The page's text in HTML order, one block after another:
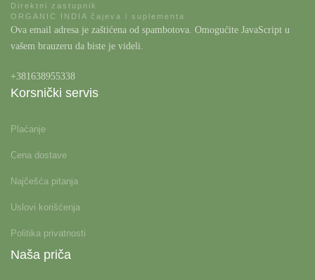
Direktni zastupnik
ORGANIC INDIA čajeva i suplementa
Ova email adresa je zaštićena od spambotova. Omogućite JavaScript u
vašem brauzeru da biste je videli.
+381638955338
Korsnički servis
Plaćanje
Cena dostave
Najčešća pitanja
Uslovi korišćenja
Politika privatnosti
Naša priča